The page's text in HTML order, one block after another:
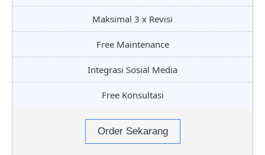
Maksimal 3 x Revisi
Free Maintenance
Integrasi Sosial Media
Free Konsultasi
Order Sekarang